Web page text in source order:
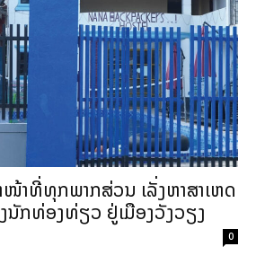
ໜ້າທີ່ທຸກພາກສ່ວນ ເລັ່ງຫາສາເຫດ
ນັກທ່ອງທ່ຽວ ຢູ່ເມືອງວັງວຽງ
0